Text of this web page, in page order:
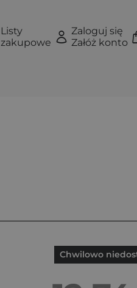
Listy
zakupowe
Zaloguj się
Załóż konto
Chwilowo